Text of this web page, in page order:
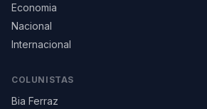
Economia
Nacional
Internacional
COLUNISTAS
Bia Ferraz